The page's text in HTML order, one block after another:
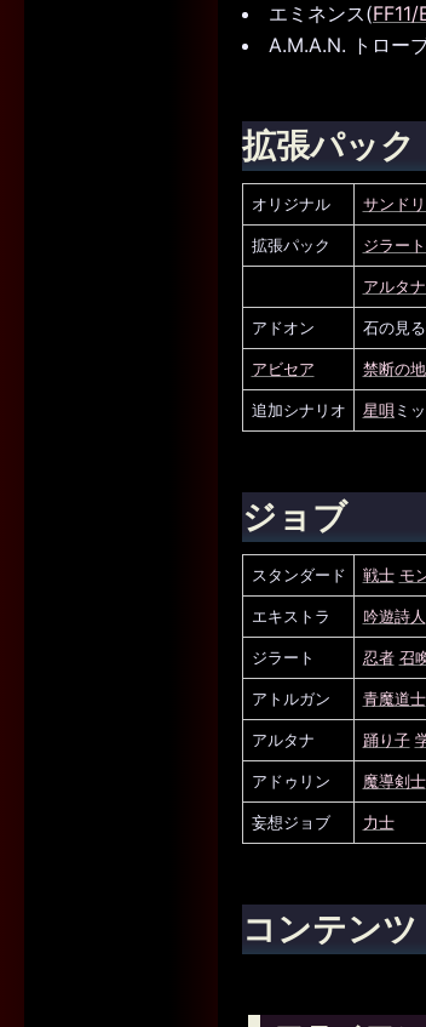
エミネンス(
A.M.A.N. トロー
拡張パック
オリジナル サンド
拡張パック ジラー
アルタ
アドオン 石の見
アビセア 禁断の
追加シナリオ 星唄 ミ
ジョブ
スタンダード 戦士 モ
エキストラ 吟遊詩人
ジラート 忍者 召
アトルガン 青魔道士
アルタナ 踊り子
アドゥリン 魔導剣士
妄想ジョブ 力士
コンテンツ